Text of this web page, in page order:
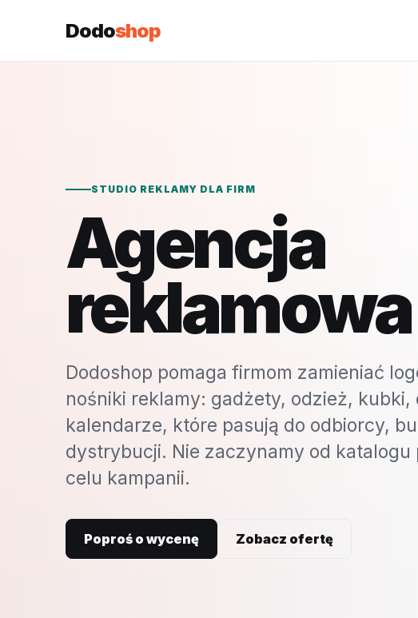
Dodoshop
STUDIO REKLAMY DLA FIRM
Agencja
reklamowa
Dodoshop pomaga firmom zamieniać
nośniki reklamy: gadżety, odzież, kubki,
kalendarze, które pasują do odbiorcy,
dystrybucji. Nie zaczynamy od katalogu
celu kampanii.
Poproś o wycenę Zobacz ofertę